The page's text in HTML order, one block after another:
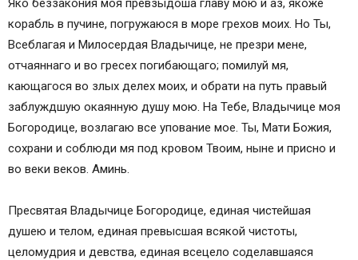
Яко беззакония моя превзыдоша главу мою и аз, якоже
корабль в пучине, погружаюся в море грехов моих. Но Ты,
Всеблагая и Милосердая Владычице, не презри мене,
отчаяннаго и во гресех погибающаго; помилуй мя,
кающагося во злых делех моих, и обрати на путь правый
заблуждшую окаянную душу мою. На Тебе, Владычице моя
Богородице, возлагаю все упование мое. Ты, Мати Божия,
сохрани и соблюди мя под кровом Твоим, ныне и присно и
во веки веков. Аминь.
Пресвятая Владычице Богородице, единая чистейшая
душею и телом, единая превысшая всякой чистоты,
целомудрия и девства, единая всецело соделавшаяся